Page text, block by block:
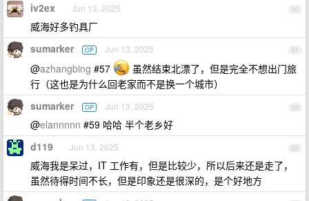
60
iv2ex Jun 13, 2025
威海好多钓具厂
61
sumarker OP Jun 13, 2025
@azhangbing #57
虽然结束北漂了，但是完全不想出门旅
行（这也是为什么回老家而不是换一个城市）
62
sumarker OP Jun 13, 2025
@elannnnn #59 哈哈 半个老乡好
63
d119 Jun 13, 2025
威海我是呆过，IT 工作有，但是比较少，所以后来还是走了，
虽然待得时间不长，但是印象还是很深的，是个好地方